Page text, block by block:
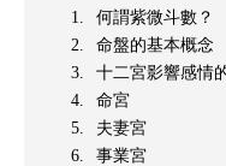
何謂紫微斗數？
命盤的基本概念
十二宮影響感情
命宮
夫妻宮
事業宮